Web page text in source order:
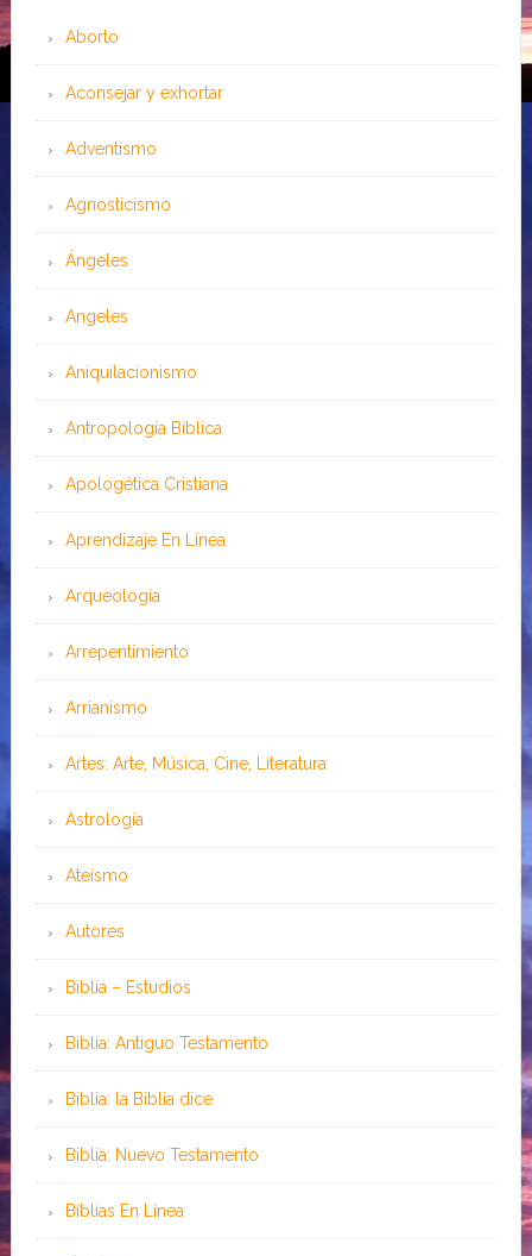
Aborto
Aconsejar y exhortar
Adventismo
Agnosticismo
Ángeles
Angeles
Aniquilacionismo
Antropología Bíblica
Apologética Cristiana
Aprendizaje En Línea
Arqueología
Arrepentimiento
Arrianismo
Artes: Arte, Música, Cine, Literatura
Astrología
Ateísmo
Autores
Biblia – Estudios
Biblia: Antiguo Testamento
Biblia: la Biblia dice
Biblia: Nuevo Testamento
Bíblias En Línea